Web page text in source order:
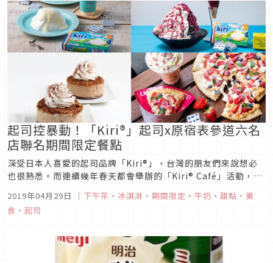
起司控暴動！「Kiri®」起司x原宿表參道六名
店聯名期間限定餐點
深受日本人喜愛的起司品牌「Kiri®」，台灣的朋友們來說想必
也很熟悉。而連續幾年春天都會舉辦的「Kiri® Café」活動，今
年也不例外再度盛大展開。這次甚至擴大合作範圍，與臨近的原
宿、表參道上的六家人氣店鋪聯手打造出十種特別菜單，只在
2019年4月23日～5月19日這段時間裡期間限定提供，身為起
2019年04月29日 ｜ 下午茶 、 冰淇淋 、 期間限定 、 牛奶 、 甜點 、 美
食 、 起司